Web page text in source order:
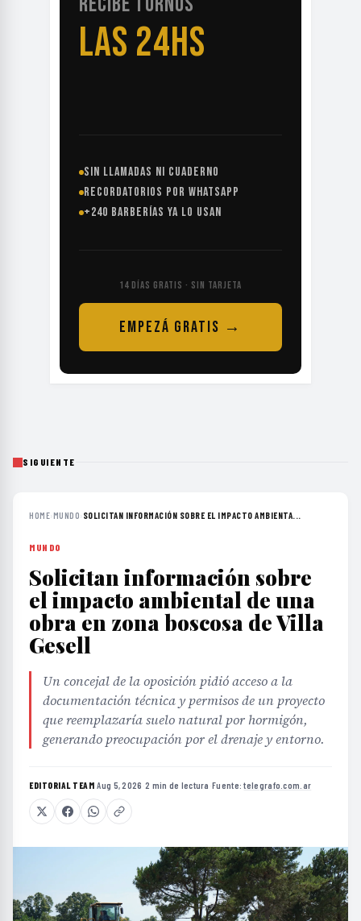
LAS 24HS
SIN LLAMADAS NI CUADERNO
RECORDATORIOS POR WHATSAPP
+240 BARBERÍAS YA LO USAN
14 DÍAS GRATIS · SIN TARJETA
EMPEZÁ GRATIS →
SIGUIENTE
HOME›MUNDO› SOLICITAN INFORMACIÓN SOBRE EL IMPACTO AMBIENTA...
MUNDO
Solicitan información sobre
el impacto ambiental de una
obra en zona boscosa de Villa
Gesell
Un concejal de la oposición pidió acceso a la
documentación técnica y permisos de un proyecto
que reemplazaría suelo natural por hormigón,
generando preocupación por el drenaje y entorno.
EDITORIAL TEAM·Aug 5, 2026 ·2 min de lectura ·Fuente:telegrafo.com.ar